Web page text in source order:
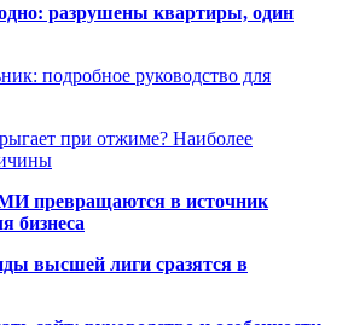
разрушены квартиры, один
подробное руководство для
при отжиме? Наиболее
превращаются в источник
бизнеса
высшей лиги сразятся в